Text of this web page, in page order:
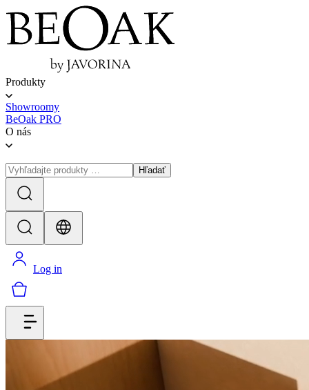
Produkty
Showroomy
BeOak PRO
O nás
Hľadať
Log in